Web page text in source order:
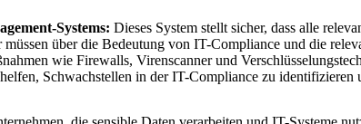
Systems: Dieses System stellt sicher, dass alle
über die Bedeutung von IT-Compliance und die
wie Firewalls, Virenscanner und
Schwachstellen in der IT-Compliance zu identifizieren